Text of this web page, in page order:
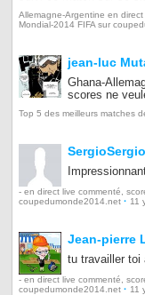
Allemagne-Argentine en
Mondial-2014 FIFA sur
jean-luc
Ghana-
scores ne
Top 5 des meilleurs matches
SergioSergio
- en direct live commenté,
coupedumonde2014.net · 11
Jean-pierre
tu travailler toi
- en direct live commenté,
coupedumonde2014.net · 11